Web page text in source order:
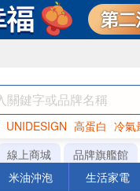
UNIDESIGN 高蛋白 冷氣
罐頭 咖啡 海苔
線上商城 品牌旗艦館
米油沖泡 生活家電